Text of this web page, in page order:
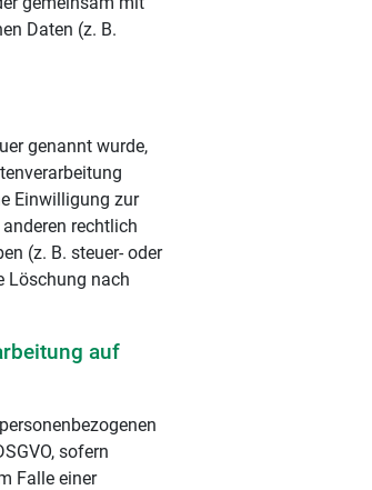
Daten (z. B.
genannt wurde,
Einwilligung zur
rechtlich
(z. B. steuer- oder
Löschung nach
auf
sofern
Falle einer